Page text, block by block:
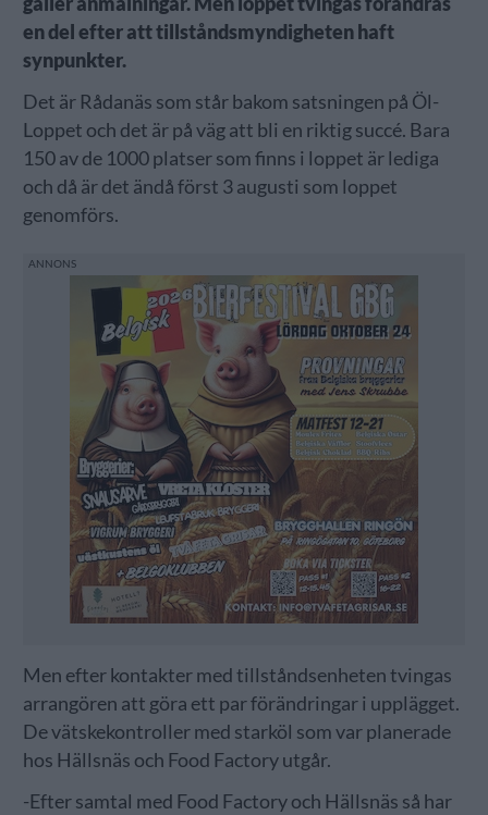
en del efter att tillståndsmyndigheten haft
synpunkter.
Det är Rådanäs som står bakom satsningen på Öl-
Loppet och det är på väg att bli en riktig succé. Bara
150 av de 1000 platser som finns i loppet är lediga
och då är det ändå först 3 augusti som loppet
genomförs.
Men efter kontakter med tillståndsenheten tvingas
arrangören att göra ett par förändringar i upplägget.
De vätskekontroller med starköl som var planerade
hos Hällsnäs och Food Factory utgår.
-Efter samtal med Food Factory och Hällsnäs så har